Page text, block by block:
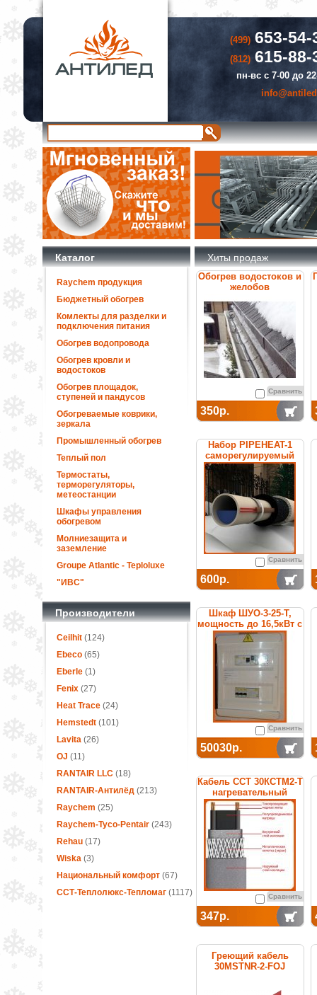
(499)653-54-
(812)615-88-
пн-вс с 7-00 до
Каталог
Raychem продукция
Бюджетный обогрев
Комлекты для разделки и
подключения питания
Обогрев водопровода
Обогрев кровли и
водостоков
Обогрев площадок,
ступеней и пандусов
Обогреваемые коврики,
зеркала
Промышленный обогрев
Теплый пол
Термостаты,
терморегуляторы,
метеостанции
Шкафы управления
обогревом
Молниезащита и
заземление
Groupe Atlantic - Teploluxe
"ИВС"
Производители
Ceilhit(124)
Ebeco(65)
Eberle(1)
Fenix(27)
Heat Trace(24)
Hemstedt(101)
Lavita(26)
OJ (11)
RANTAIR LLC(18)
RANTAIR-Антилёд(213)
Raychem (25)
Raychem-Tyco-Pentair (243)
Rehau(17)
Wiska(3)
Национальный комфорт(67)
ССТ-Теплолюкс-Тепломаг(1117)
Хиты продаж
Обогрев водостоков и
желобов
Сравнить
350р.
Набор PIPEHEAT-1
саморегулируемый
для обогрева
пластиковых труб
Сравнить
600р.
Шкаф ШУО-3-25-T,
мощность до 16,5кВт с
термостатом
Сравнить
50030р.
Кабель ССТ 30КСТМ2-Т
нагревательный
саморегулирующийся
Сравнить
347р.
Греющий кабель
30MSTNR-2-FOJ